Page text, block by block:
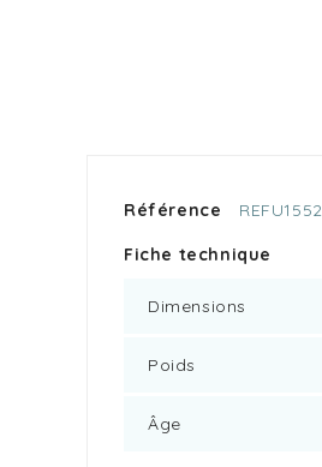
Référence REFU1552
Fiche technique
Dimensions
Poids
Âge